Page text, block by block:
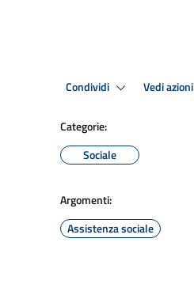
Condividi Vedi azioni
Categorie:
Sociale
Argomenti:
Assistenza sociale